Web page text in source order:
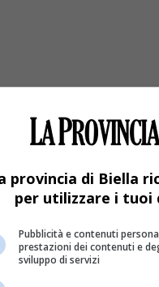
con il
provincia di Biella
per utilizzare i tuoi
Pubblicità e contenuti
prestazioni dei contenuti e
sviluppo di servizi